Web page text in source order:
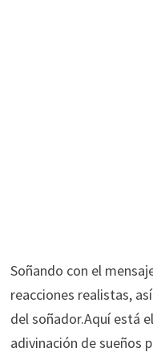
Soñando con el
reacciones realistas,
del soñador.Aquí está
adivinación de sueños